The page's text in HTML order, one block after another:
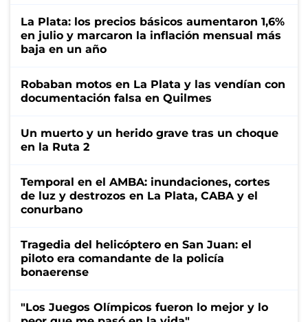
La Plata: los precios básicos aumentaron 1,6%
en julio y marcaron la inflación mensual más
baja en un año
Robaban motos en La Plata y las vendían con
documentación falsa en Quilmes
Un muerto y un herido grave tras un choque
en la Ruta 2
Temporal en el AMBA: inundaciones, cortes
de luz y destrozos en La Plata, CABA y el
conurbano
Tragedia del helicóptero en San Juan: el
piloto era comandante de la policía
bonaerense
"Los Juegos Olímpicos fueron lo mejor y lo